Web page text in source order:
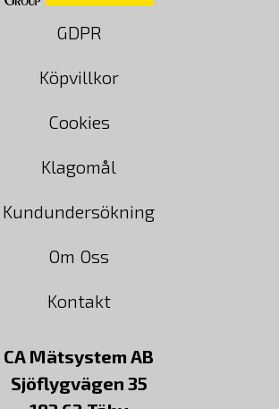
GDPR
Köpvillkor
Cookies
Klagomål
Kundundersökning
Om Oss
Kontakt
CA Mätsystem AB
Sjöflygvägen 35